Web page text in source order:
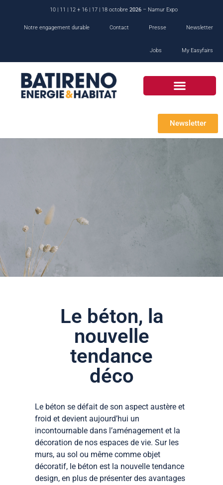
10 | 11 | 12 + 16 | 17 | 18 octobre 2026– Namur Expo
Notre engagement durable Contact Presse Newsletter
Jobs My Easyfairs
Newsletter
Le béton, la
nouvelle
tendance
déco
Le béton se défait de son aspect austère et
froid et devient aujourd’hui un
incontournable dans l’aménagement et la
décoration de nos espaces de vie. Sur les
murs, au sol ou même comme objet
décoratif, le béton est la nouvelle tendance
design, en plus de présenter des avantages